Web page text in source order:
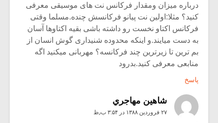
درباره میزان ومقدار فرکانس نت های موسیقی معرفی
کنید؟ مثلا:اولین نت پیانو فرکانسش چنده.مسلما وقتی
فرکانس اکتاو نخست رو داشته باشی بقیه اکتاوها آسان
به دست میایند.و اینکه محدوده شنیداری گوش انسان از
بم ترین تا زیرترین چند فرکانسه؟ مهربانی میکنید اگه
منابعی معرفی کنید.بدرود
شاهين مهاجري
۲۷ فروردین ۱۳۸۸ در ۳:۵۴ ب٫ظ